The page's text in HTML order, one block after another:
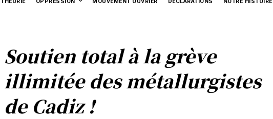
Soutien total à la grève
illimitée des métallurgistes
de Cadiz !